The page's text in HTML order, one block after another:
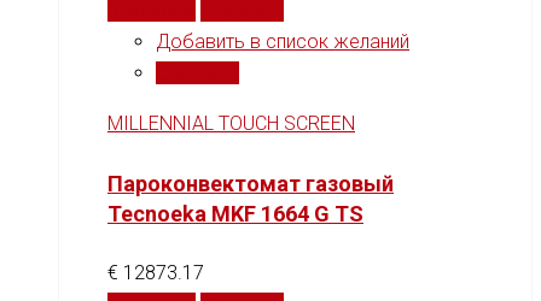
Добавить в список желаний
MILLENNIAL TOUCH SCREEN
Пароконвектомат газовый
Tecnoeka MKF 1664 G TS
€ 12873.17